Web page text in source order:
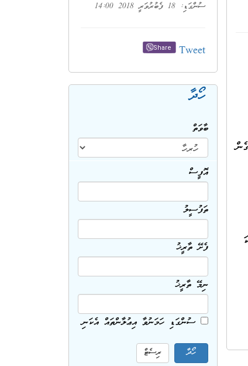
ސުންގަޑި: 18 ފެބުރުވަރީ 2018 14:00
Tweet
Share
ހޯދާ
ބާވަތް
އޮފީސް
ތަފުސީލު
ފެށޭ ތާރީޚު
ނިމޭ ތާރީޚު
ސުންގަޑި ހަމަނުވާ އިޢުލާންތައް އެކަނި